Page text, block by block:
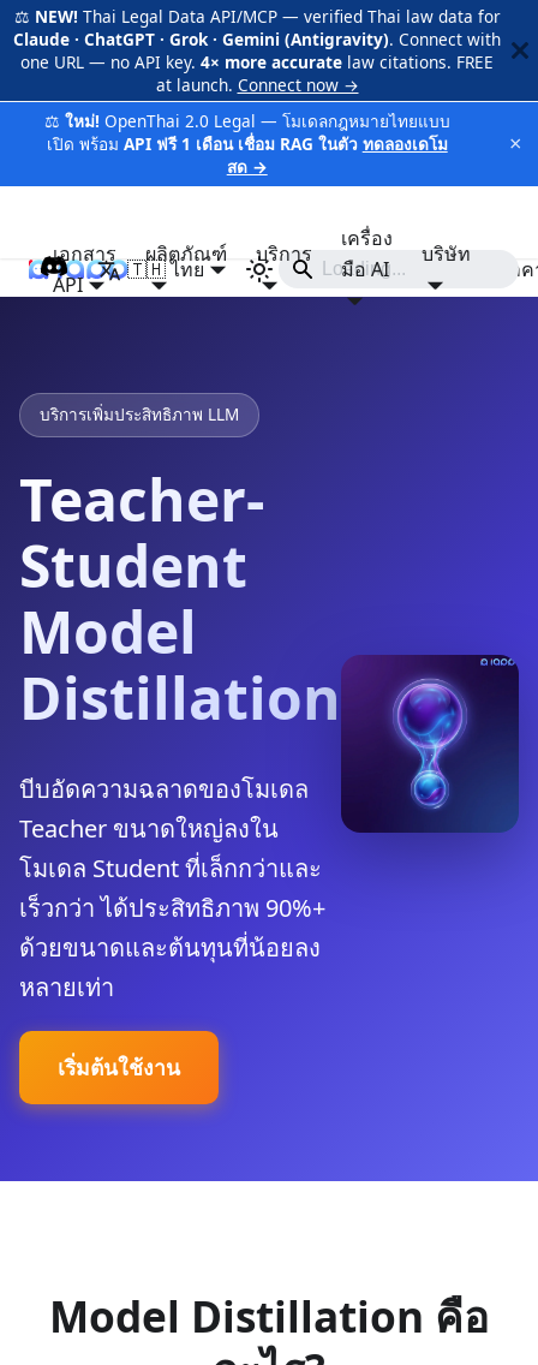
⚖️ NEW! Thai Legal Data API/MCP — verified Thai law data for
Claude · ChatGPT · Grok · Gemini (Antigravity). Connect with
one URL — no API key. 4× more accurate law citations. FREE
at launch. Connect now →
⚖️ ใหม่! OpenThai 2.0 Legal — โมเดลกฎหมายไทยแบบ
เปิด พร้อม API ฟรี 1 เดือน เชื่อม RAG ในตัว ทดลองเดโม
สด →
×
iApp
เอกสาร
API
ผลิตภัณฑ์ บริการ
เครื่อง
มือ AI
บริษัท
รา
🇹🇭 ไทย
บริการเพิ่มประสิทธิภาพ LLM
Teacher-
Student
Model
Distillation
บีบอัดความฉลาดของโมเดล
Teacher ขนาดใหญ่ลงใน
โมเดล Student ที่เล็กกว่าและ
เร็วกว่า ได้ประสิทธิภาพ 90%+
ด้วยขนาดและต้นทุนที่น้อยลง
หลายเท่า
เริ่มต้นใช้งาน
Model Distillation คือ